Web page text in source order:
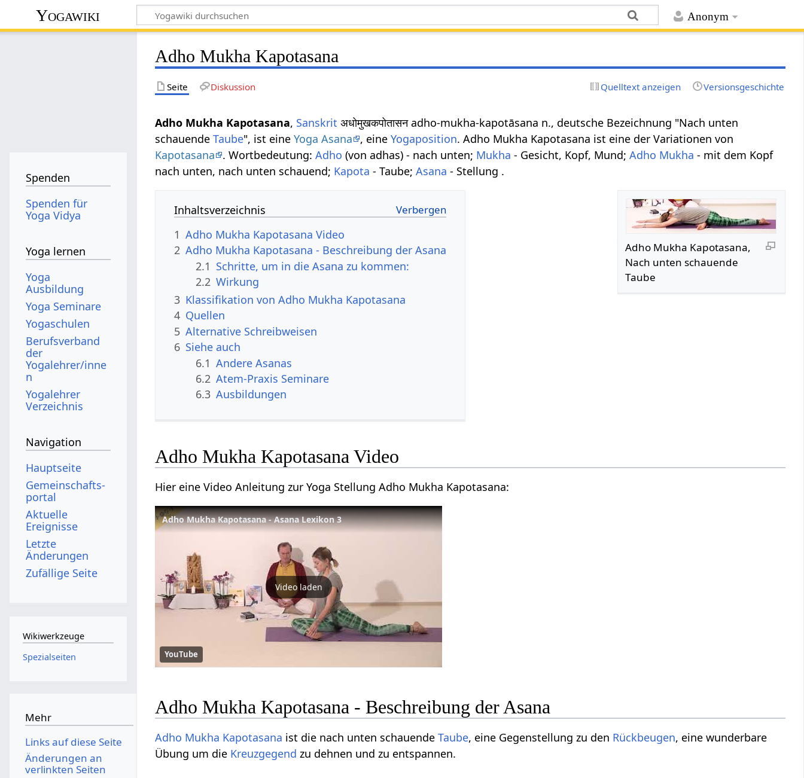
Anonym
Yogawiki
Adho Mukha Kapotasana
Seite Diskussion Quelltext anzeigen Versionsgeschichte
Adho Mukha Kapotasana, Sanskrit अधोमुखकपोतासन adho-mukha-kapotāsana n., deutsche Bezeichnung "Nach unten
schauendeTaube", ist eineYoga Asana , eineYogaposition. Adho Mukha Kapotasana ist eine der Variationen von
Kapotasana
. Wortbedeutung:Adho (von adhas) - nach unten; Mukha - Gesicht, Kopf, Mund;Adho Mukha - mit dem Kopf
nach unten, nach unten schauend; Kapota - Taube;Asana - Stellung .
Adho Mukha Kapotasana,
Nach unten schauende
Taube
Inhaltsverzeichnis
1 Adho Mukha Kapotasana Video
2 Adho Mukha Kapotasana - Beschreibung der Asana
2.1 Schritte, um in die Asana zu kommen:
2.2 Wirkung
3 Klassifikation von Adho Mukha Kapotasana
4 Quellen
5 Alternative Schreibweisen
6 Siehe auch
6.1 Andere Asanas
6.2 Atem-Praxis Seminare
6.3 Ausbildungen
Adho Mukha Kapotasana Video
Hier eine Video Anleitung zur Yoga Stellung Adho Mukha Kapotasana:
Adho Mukha Kapotasana - Asana Lexikon 3
Video laden
YouTube
Adho Mukha Kapotasana - Beschreibung der Asana
Adho Mukha Kapotasana ist die nach unten schauendeTaube, eine Gegenstellung zu den Rückbeugen, eine wunderbare
Übung um die Kreuzgegend zu dehnen und zu entspannen.
Spenden
Spenden für
Yoga Vidya
Yoga lernen
Yoga
Ausbildung
Yoga Seminare
Yogaschulen
Berufsverband
der
Yogalehrer/inne
n
Yogalehrer
Verzeichnis
Navigation
Hauptseite
Gemeinschafts­
portal
Aktuelle
Ereignisse
Letzte
Änderungen
Zufällige Seite
Wikiwerkzeuge
Spezialseiten
Mehr
Links auf diese Seite
Änderungen an
verlinkten Seiten